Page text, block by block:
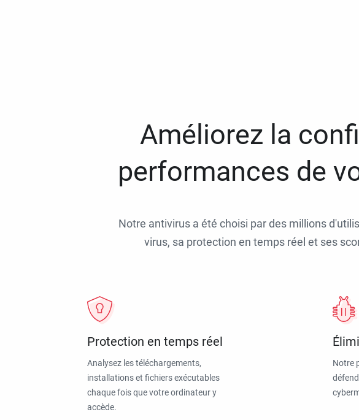
Améliorez la
performances de
Notre antivirus a été choisi par des millions
virus, sa protection en temps réel et ses
Protection en temps réel
Analysez les téléchargements,
installations et fichiers exécutables
chaque fois que votre ordinateur y
accède.
Notre